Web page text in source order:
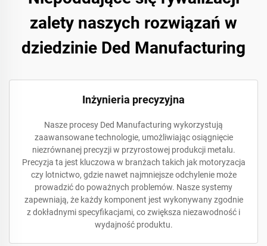
zalety naszych rozwiązań w
dziedzinie Ded Manufacturing
Inżynieria precyzyjna
Nasze procesy Ded Manufacturing wykorzystują
zaawansowane technologie, umożliwiając osiągnięcie
niezrównanej precyzji w przyrostowej produkcji metalu.
Precyzja ta jest kluczowa w branżach takich jak motoryzacja
czy lotnictwo, gdzie nawet najmniejsze odchylenie może
prowadzić do poważnych problemów. Nasze systemy
zapewniają, że każdy komponent jest wykonywany zgodnie
z dokładnymi specyfikacjami, co zwiększa niezawodność i
wydajność produktu.